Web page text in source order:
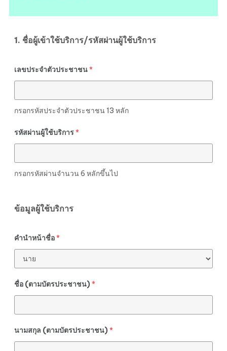
1. ชื่อผู้เข้าใช้บริการ/รหัสผ่านผู้ใช้บริการ
เลขประจำตัวประชาชน*
กรอกรหัสประจำตัวประชาชน 13 หลัก
รหัสผ่านผู้ใช้บริการ*
กรอกรหัสผ่านจำนวน 6 หลักขึ้นไป
ข้อมูลผู้ใช้บริการ
คำนำหน้าชื่อ*
ชื่อ (ตามบัตรประชาชน) *
นามสกุล (ตามบัตรประชาชน) *